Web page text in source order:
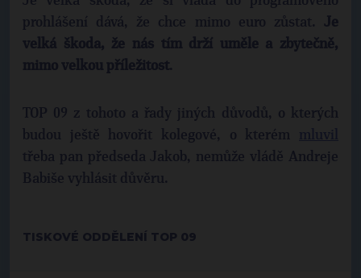
prohlášení dává, že chce mimo euro zůstat. Je
velká škoda, že nás tím drží uměle a zbytečně,
mimo velkou příležitost.
TOP 09 z tohoto a řady jiných důvodů, o kterých
budou ještě hovořit kolegové, o kterém
třeba pan předseda Jakob, nemůže vládě Andreje
Babiše vyhlásit důvěru.
TISKOVÉ ODDĚLENÍ TOP 09